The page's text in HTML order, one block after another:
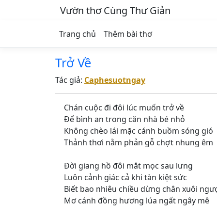
Vườn thơ Cùng Thư Giản
Trang chủ Thêm bài thơ
Trở Về
Tác giả: Caphesuotngay
Chán cuộc đi đôi lúc muốn trở về
Để bình an trong căn nhà bé nhỏ
Không chèo lái mặc cánh buồm sóng gió
Thảnh thơi nằm phản gỗ chợt nhung êm
Đời giang hồ đôi mắt mọc sau lưng
Luôn cảnh giác cả khi tàn kiệt sức
Biết bao nhiêu chiều dừng chân xuôi
Mơ cánh đồng hương lúa ngất ngây mê